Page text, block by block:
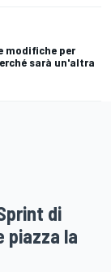
modifiche per
sarà un'altra
di
piazza la